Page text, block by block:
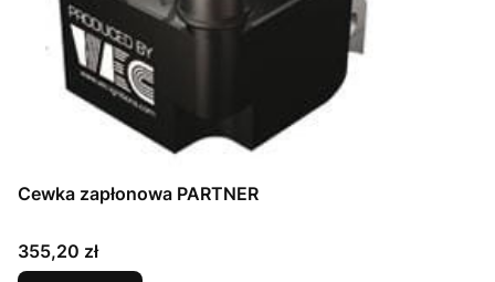
Cewka zapłonowa PARTNER
Cena
355,20 zł